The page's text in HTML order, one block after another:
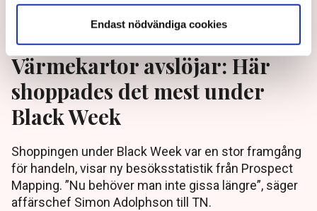
Endast nödvändiga cookies
Värmekartor avslöjar: Här
shoppades det mest under
Black Week
Shoppingen under Black Week var en stor framgång
för handeln, visar ny besöksstatistik från Prospect
Mapping. ”Nu behöver man inte gissa längre”, säger
affärschef Simon Adolphson till TN.